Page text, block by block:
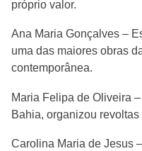
próprio valor.
Ana Maria Gonçalves –
uma das maiores obras
contemporânea.
Maria Felipa de Oliveira
Bahia, organizou
Carolina Maria de Jesus